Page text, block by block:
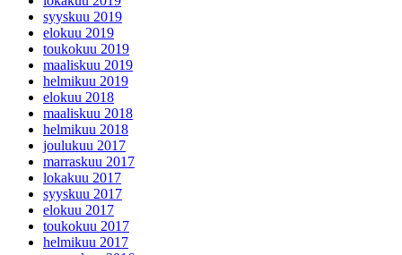
syyskuu 2019
elokuu 2019
toukokuu 2019
maaliskuu 2019
helmikuu 2019
elokuu 2018
maaliskuu 2018
helmikuu 2018
joulukuu 2017
marraskuu 2017
lokakuu 2017
syyskuu 2017
elokuu 2017
toukokuu 2017
helmikuu 2017